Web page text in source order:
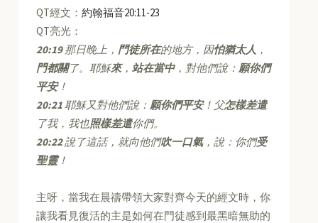
QT經文：約翰福音20:11-23
QT亮光：
20:19那日晚上， 門徒所在的地方，因怕猶太人 ，
門都關了。耶穌來，站在當中，對他們說：願你們
平安！
20:21耶穌又對他們說：願你們平安！父怎樣差遣
了我，我也照樣差遣你們。
20:22說了這話，就向他們吹一口氣，說：你們受
聖靈！
主呀，當我在晨禱帶領大家對齊今天的經文時，你
讓我看見復活的主是如何在門徒感到最黑暗無助的